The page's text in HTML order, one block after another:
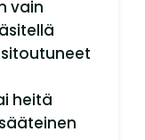
vain
heitä